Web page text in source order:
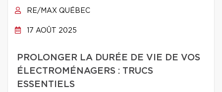
RE/MAX QUÉBEC
17 AOÛT 2025
PROLONGER LA DURÉE DE VIE DE VOS
ÉLECTROMÉNAGERS : TRUCS
ESSENTIELS